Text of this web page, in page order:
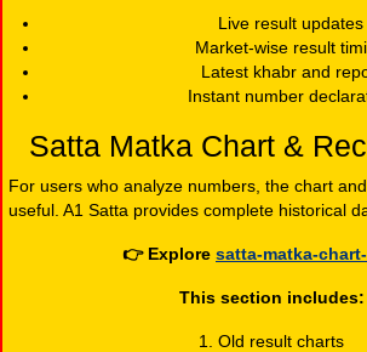
Live result updates
Market-wise result
Latest khabr and
Instant number
Satta Matka Chart &
For users who analyze numbers, the chart
useful. A1 Satta provides complete historical
👉 Explore satta-matka-
This section includes:
1. Old result charts